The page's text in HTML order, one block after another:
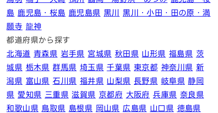
島 鹿児島・桜島 鹿児島県 黒川
黒川・小田・田の原・満
願寺 龍神
都道府県から探す
北海道 青森県 岩手県 宮城県 秋田県 山形県 福島県 茨
城県 栃木県 群馬県 埼玉県 千葉県 東京都 神奈川県 新
潟県 富山県 石川県 福井県 山梨県 長野県 岐阜県 静岡
県 愛知県 三重県 滋賀県 京都府 大阪府 兵庫県 奈良県
和歌山県 鳥取県 島根県 岡山県 広島県 山口県 徳島県